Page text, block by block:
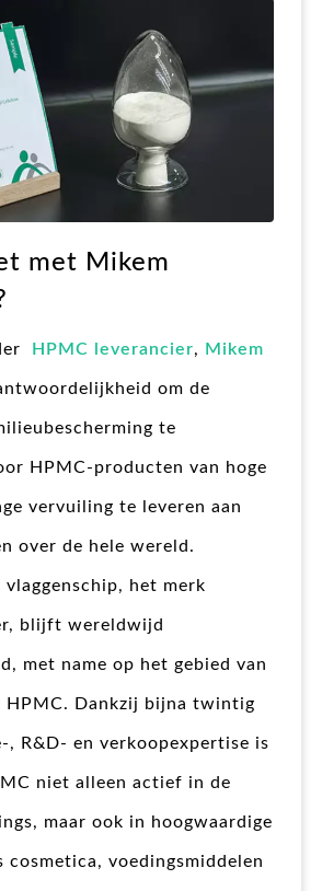
met Mikem
HPMC leverancier, Mikem
om de
te
HPMC-producten van hoge
vervuiling te leveren aan
over de hele wereld.
vlaggenschip, het merk
blijft wereldwijd
met name op het gebied van
HPMC. Dankzij bijna twintig
, R&D- en verkoopexpertise is
niet alleen actief in de
maar ook in hoogwaardige
cosmetica, voedingsmiddelen